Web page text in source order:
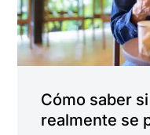
Cómo saber
realmente se